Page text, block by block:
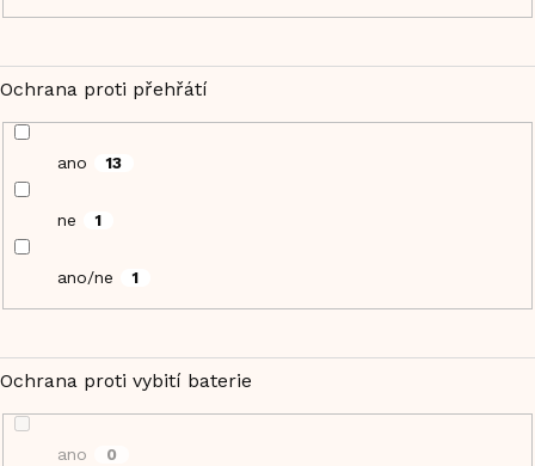
Ochrana proti přehřátí
ano 13
ne 1
ano/ne 1
Ochrana proti vybití baterie
ano 0